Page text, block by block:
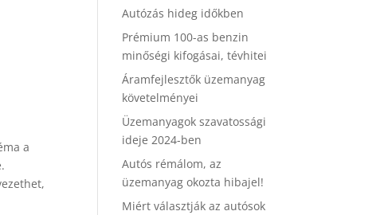
a
Autózás hideg időkben
Prémium 100-as benzin
minőségi kifogásai, tévhitei
Áramfejlesztők üzemanyag
követelményei
Üzemanyagok szavatossági
ideje 2024-ben
Autós rémálom, az
üzemanyag okozta hibajel!
Miért választják az autósok